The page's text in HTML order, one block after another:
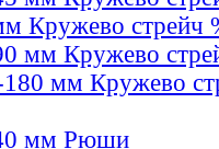
Кружево стрейч
мм Кружево
180 мм Кружево
мм Рюши